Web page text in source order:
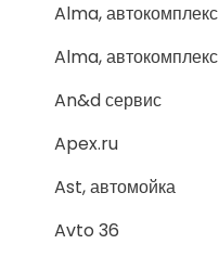
Alma, автокомплекс
Alma, автокомплекс
An&d сервис
Apex.ru
Ast, автомойка
Avto 36